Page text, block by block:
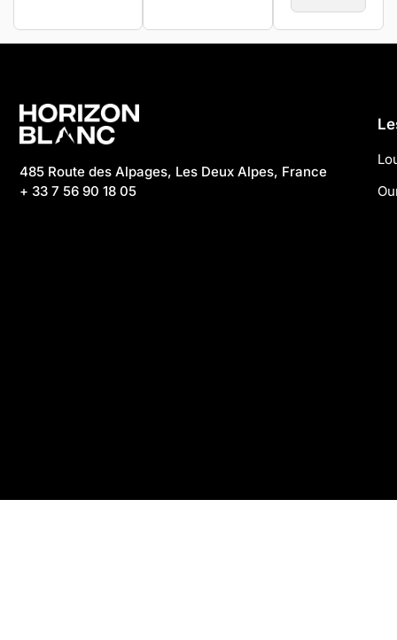
485 Route des Alpages, Les Deux Alpes, France
+ 33 7 56 90 18 05